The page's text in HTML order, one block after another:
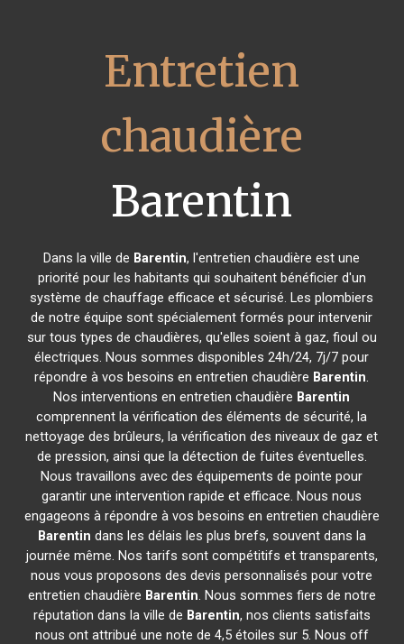
Entretien
chaudière
Barentin
Dans la ville de Barentin, l'entretien chaudière est une
priorité pour les habitants qui souhaitent bénéficier d'un
système de chauffage efficace et sécurisé. Les plombiers
de notre équipe sont spécialement formés pour intervenir
sur tous types de chaudières, qu'elles soient à gaz, fioul ou
électriques. Nous sommes disponibles 24h/24, 7j/7 pour
répondre à vos besoins en entretien chaudière Barentin.
Nos interventions en entretien chaudière Barentin
comprennent la vérification des éléments de sécurité, la
nettoyage des brûleurs, la vérification des niveaux de gaz et
de pression, ainsi que la détection de fuites éventuelles.
Nous travaillons avec des équipements de pointe pour
garantir une intervention rapide et efficace. Nous nous
engageons à répondre à vos besoins en entretien chaudière
Barentin dans les délais les plus brefs, souvent dans la
journée même. Nos tarifs sont compétitifs et transparents,
nous vous proposons des devis personnalisés pour votre
entretien chaudière Barentin. Nous sommes fiers de notre
réputation dans la ville de Barentin, nos clients satisfaits
nous ont attribué une note de 4,5 étoiles sur 5. Nous off